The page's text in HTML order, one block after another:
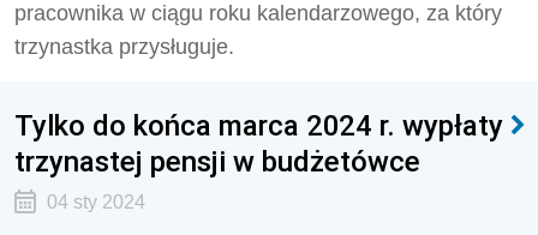
pracownika w ciągu roku kalendarzowego, za który
trzynastka przysługuje.
Tylko do końca marca 2024 r. wypłaty
trzynastej pensji w budżetówce
04 sty 2024